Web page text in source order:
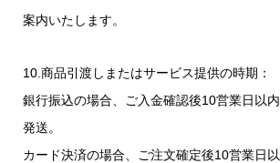
案内いたします。
10.商品引渡しまたはサービス提供の時期：
銀行振込の場合、ご入金確認後10営業日以
発送。
カード決済の場合、ご注文確定後10営業日